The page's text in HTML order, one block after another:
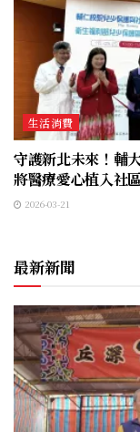
生活消費
守護新北未來！輔
將醫療愛心植入社區
2026-03-21
最新新聞